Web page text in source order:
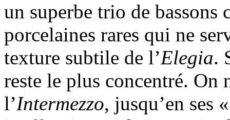
un superbe trio de bassons
porcelaines rares qui ne
texture subtile de l’Elegia.
reste le plus concentré. On
l’Intermezzo, jusqu’en ses